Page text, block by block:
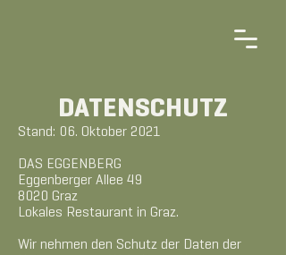
DATENSCHUTZ
Stand: 06. Oktober 2021
DAS EGGENBERG
Eggenberger Allee 49
8020 Graz
Lokales Restaurant in Graz.
Wir nehmen den Schutz der Daten der